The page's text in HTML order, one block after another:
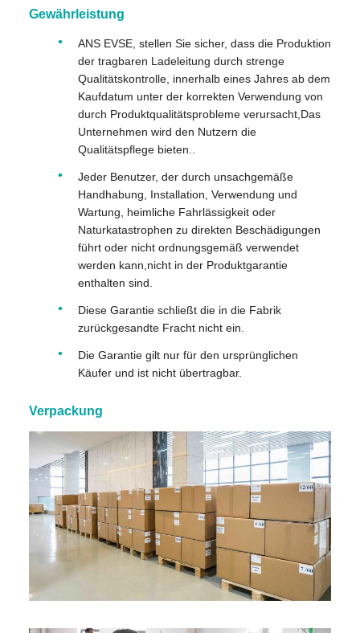
Gewährleistung
ANS EVSE, stellen Sie sicher, dass die Produktion
der tragbaren Ladeleitung durch strenge
Qualitätskontrolle, innerhalb eines Jahres ab dem
Kaufdatum unter der korrekten Verwendung von
durch Produktqualitätsprobleme verursacht,Das
Unternehmen wird den Nutzern die
Qualitätspflege bieten..
Jeder Benutzer, der durch unsachgemäße
Handhabung, Installation, Verwendung und
Wartung, heimliche Fahrlässigkeit oder
Naturkatastrophen zu direkten Beschädigungen
führt oder nicht ordnungsgemäß verwendet
werden kann,nicht in der Produktgarantie
enthalten sind.
Diese Garantie schließt die in die Fabrik
zurückgesandte Fracht nicht ein.
Die Garantie gilt nur für den ursprünglichen
Käufer und ist nicht übertragbar.
Verpackung